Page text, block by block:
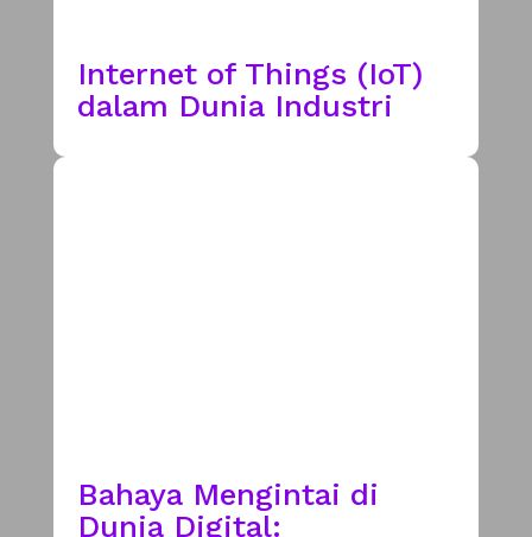
Internet of Things (IoT)
dalam Dunia Industri
Bahaya Mengintai di
Dunia Digital: